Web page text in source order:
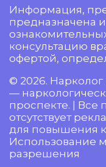
Информация,
предназначена
консультацию
офертой,
© 2026.
—
проспекте. | Все
отсутствует
для повышения
Использование
разрешения